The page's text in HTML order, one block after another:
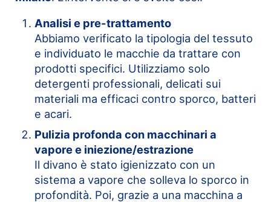
Analisi e pre-trattamento
Abbiamo verificato la tipologia del tessuto
e individuato le macchie da trattare con
prodotti specifici. Utilizziamo solo
detergenti professionali, delicati sui
materiali ma efficaci contro sporco, batteri
e acari.
Pulizia profonda con macchinari a
vapore e iniezione/estrazione
Il divano è stato igienizzato con un
sistema a vapore che solleva lo sporco in
profondità. Poi, grazie a una macchina a